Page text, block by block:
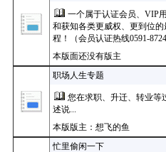
一个属于认证会员、VIP
和获知各类更威权、更到位
程！（会员认证热线0591-
本版面还没有版主
职场人生专题
您在求职、升迁、转业等
述说...
本版版主：想飞的鱼
忙里偷闲一下